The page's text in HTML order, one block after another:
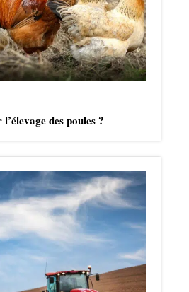
des poules ?